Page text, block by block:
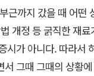
근까지 갔을 때 어떤
개정 등 굵직한 재
시가 아니다. 따라서
그때 그때의 상황